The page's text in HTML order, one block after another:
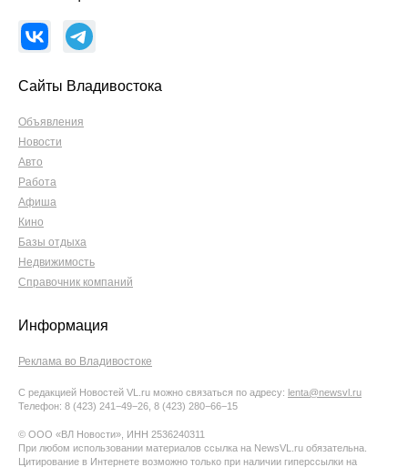
Сайты Владивостока
Объявления
Новости
Авто
Работа
Афиша
Кино
Базы отдыха
Недвижимость
Справочник компаний
Информация
Реклама во Владивостоке
С редакцией Новостей VL.ru можно связаться по адресу: lenta@newsvl.ru
Телефон: 8 (423) 241−49−26, 8 (423) 280−66−15
© ООО «ВЛ Новости», ИНН 2536240311
При любом использовании материалов ссылка на NewsVL.ru обязательна.
Цитирование в Интернете возможно только при наличии гиперссылки на